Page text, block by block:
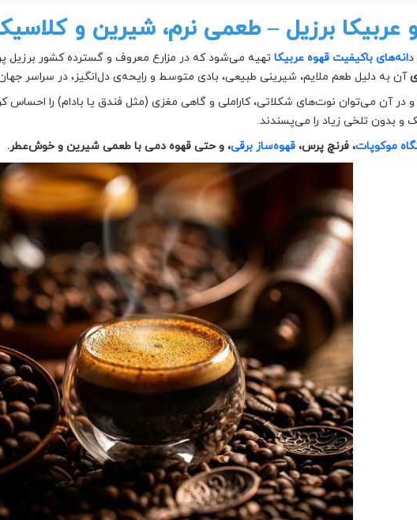
عربیکا برزیل – طعمی نرم، شیرین و
دانه‌های باکیفیت قهوه عربیکاتهیه می‌شود که در مزارع معروف و گسترده کشور برزیل
آن به دلیل طعم ملایم، شیرینی طبیعی، بادی متوسط و رایحه‌ی دل‌انگیز، در سراسر
در آن می‌توان نوت‌های شکلاتی، کاراملی و گاهی مغزی (مثل فندق یا بادام) را احساس
بدون تلخی زیاد را می‌پسندند.
موکوپات، فرنچ پرس، قهوه‌ساز برقی، و حتی قهوه دمی با طعمی شیرین و خوش‌عطر.